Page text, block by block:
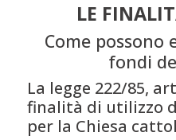
LE
Come possono
fondi
La legge 222/85,
finalità di utilizzo
per la Chiesa